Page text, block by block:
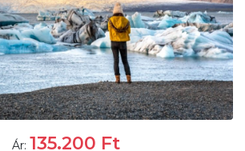
Ár: 135.200 Ft